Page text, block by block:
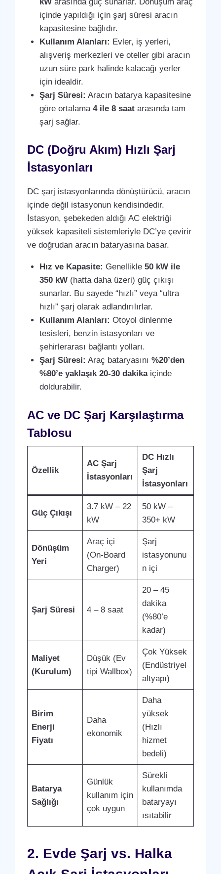
içinde yapıldığı için şarj süresi aracın
kapasitesine bağlıdır.
Kullanım Alanları: Evler, iş yerleri,
alışveriş merkezleri ve oteller gibi aracın
uzun süre park halinde kalacağı yerler
için idealdir.
Şarj Süresi: Aracın batarya kapasitesine
göre ortalama4 ile 8 saat arasında tam
şarj sağlar.
DC (Doğru Akım) Hızlı Şarj
İstasyonları
DC şarj istasyonlarında dönüştürücü, aracın
içinde değil istasyonun kendisindedir.
İstasyon, şebekeden aldığı AC elektriği
yüksek kapasiteli sistemleriyle DC’ye çevirir
ve doğrudan aracın bataryasına basar.
Hız ve Kapasite: Genellikle50 kW ile
350 kW (hatta daha üzeri) güç çıkışı
sunarlar. Bu sayede “hızlı” veya “ultra
hızlı” şarj olarak adlandırılırlar.
Kullanım Alanları: Otoyol dinlenme
tesisleri, benzin istasyonları ve
şehirlerarası bağlantı yolları.
Şarj Süresi: Araç bataryasını%20’den
%80’e yaklaşık 20-30 dakikaiçinde
doldurabilir.
AC ve DC Şarj Karşılaştırma
Tablosu
Özellik
AC Şarj
İstasyonları
DC Hızlı
Şarj
İstasyonları
Güç Çıkışı
3.7 kW – 22
kW
50 kW –
350+ kW
Dönüşüm
Yeri
Araç içi
(On-Board
Charger)
Şarj
istasyonunu
n içi
Şarj Süresi 4 – 8 saat
20 – 45
dakika
(%80’e
kadar)
Maliyet
(Kurulum)
Düşük (Ev
tipi Wallbox)
Çok Yüksek
(Endüstriyel
altyapı)
Birim
Enerji
Fiyatı
Daha
ekonomik
Daha
yüksek
(Hızlı
hizmet
bedeli)
Batarya
Sağlığı
Günlük
kullanım için
çok uygun
Sürekli
kullanımda
bataryayı
ısıtabilir
2. Evde Şarj vs. Halka